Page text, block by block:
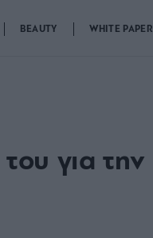
BEAUTY WHITE PAPER
για την